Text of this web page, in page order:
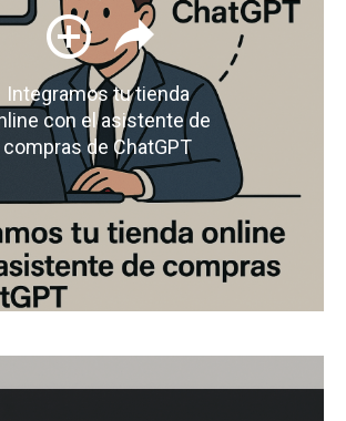
Integramos tu tienda
con el asistente de
compras de ChatGPT